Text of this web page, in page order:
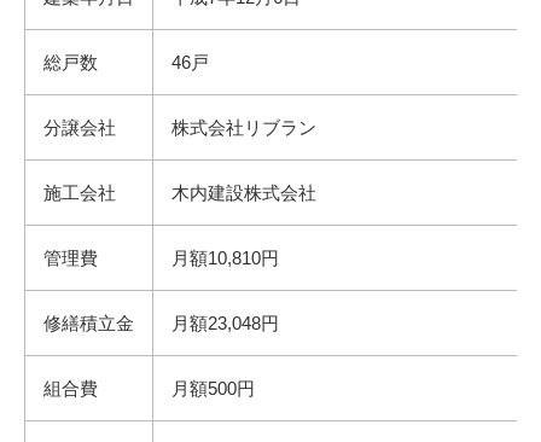
総戸数 46戸
分譲会社 株式会社リブラン
施工会社 木内建設株式会社
管理費 月額10,810円
修繕積立金 月額23,048円
組合費 月額500円